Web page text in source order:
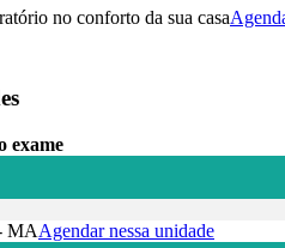
no conforto da sua casa
exame
MAAgendar nessa unidade